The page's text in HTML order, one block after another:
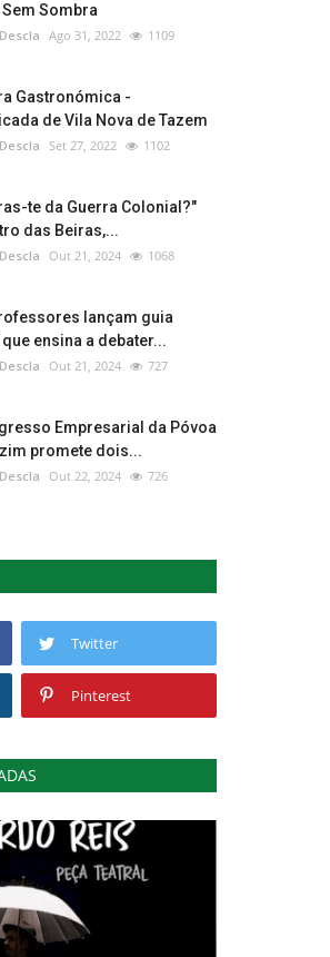
Sombra
Ago 31, 2022 1109
Gastronómica -
de Vila Nova de Tazem
Set 27, 2022 1102
te da Guerra Colonial?"
das Beiras,...
Out 21, 2024 1068
lançam guia
ensina a debater...
Out 21, 2024 727
Empresarial da Póvoa
promete dois...
Out 22, 2024 726
Twitter
Pinterest